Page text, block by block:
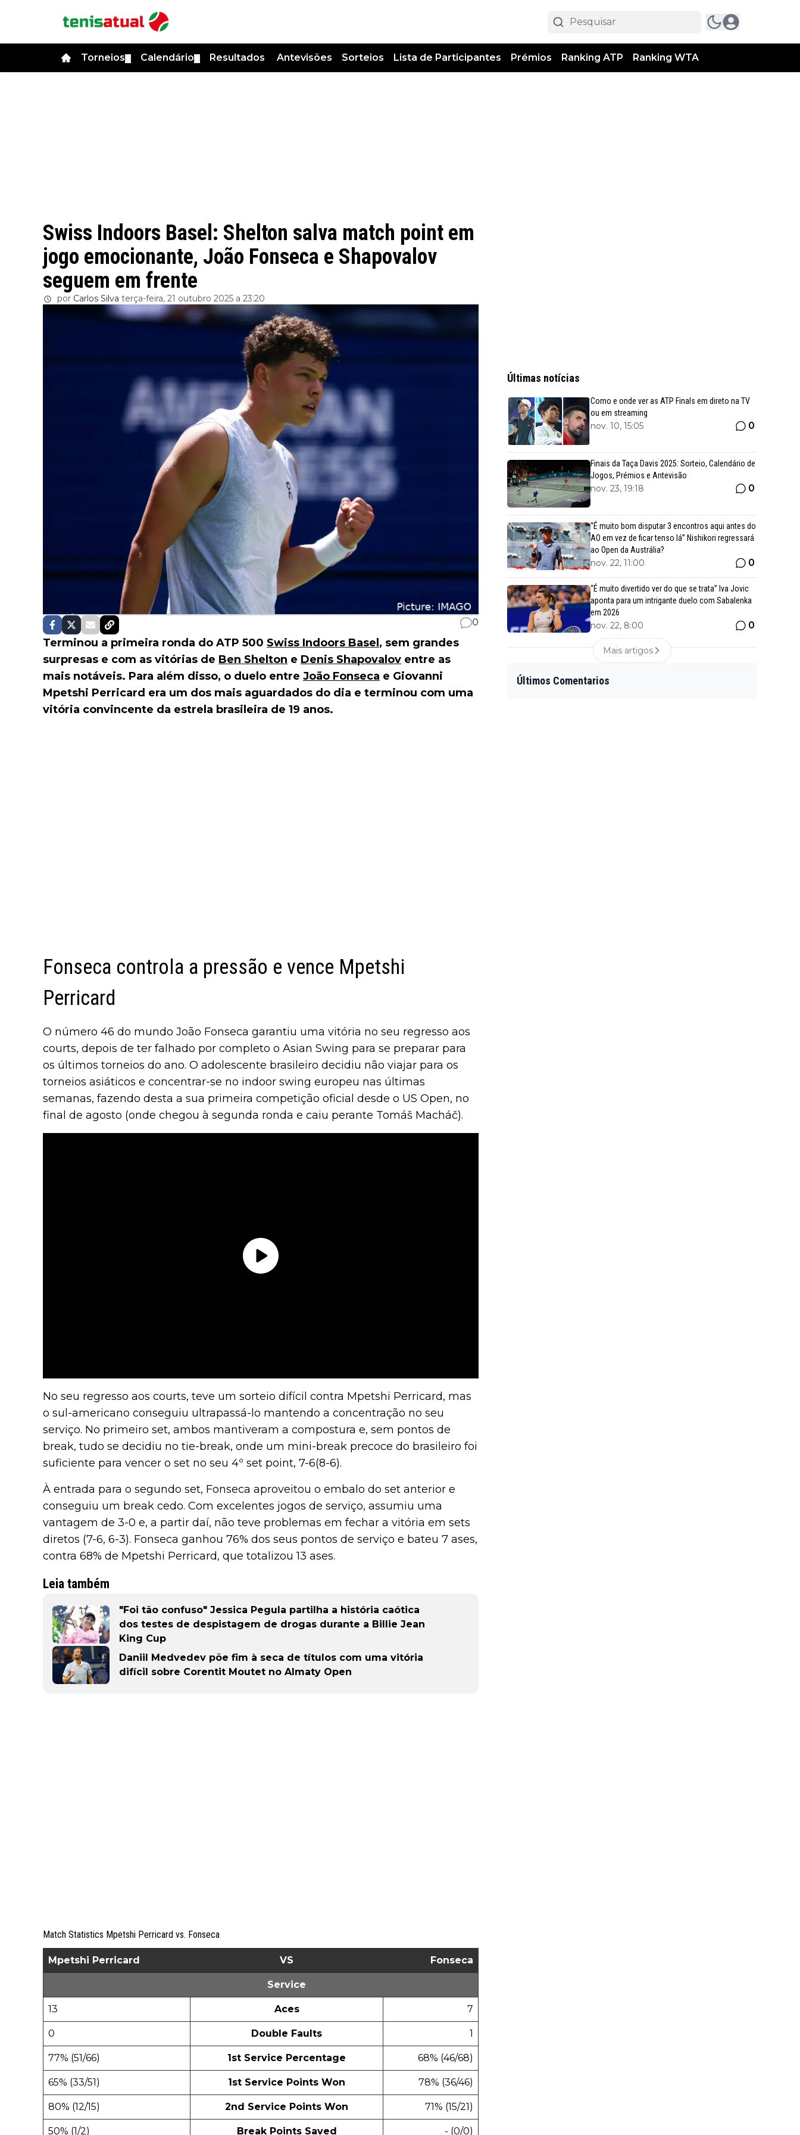
Torneios Calendário Resultados Antevisões Sorteios Lista de Participantes Prémios Ranking ATP Ranking WTA
Swiss Indoors Basel: Shelton salva match point em
jogo emocionante, João Fonseca e Shapovalov
seguem em frente
por Carlos Silva terça-feira, 21 outubro 2025 a 23:20
0
Terminou a primeira ronda do ATP 500 Swiss Indoors Basel , sem grandes
surpresas e com as vitórias de Ben Shelton e Denis Shapovalov entre as
mais notáveis. Para além disso, o duelo entre João Fonseca e Giovanni
Mpetshi Perricard era um dos mais aguardados do dia e terminou com uma
vitória convincente da estrela brasileira de 19 anos.
Fonseca controla a pressão e vence Mpetshi
Perricard
O número 46 do mundo João Fonseca garantiu uma vitória no seu regresso aos
courts, depois de ter falhado por completo o Asian Swing para se preparar para
os últimos torneios do ano. O adolescente brasileiro decidiu não viajar para os
torneios asiáticos e concentrar-se no indoor swing europeu nas últimas
semanas, fazendo desta a sua primeira competição oficial desde o US Open, no
final de agosto (onde chegou à segunda ronda e caiu perante Tomáš Macháč).
No seu regresso aos courts, teve um sorteio difícil contra Mpetshi Perricard, mas
o sul-americano conseguiu ultrapassá-lo mantendo a concentração no seu
serviço. No primeiro set, ambos mantiveram a compostura e, sem pontos de
break, tudo se decidiu no tie-break, onde um mini-break precoce do brasileiro foi
suficiente para vencer o set no seu 4º set point, 7-6(8-6).
À entrada para o segundo set, Fonseca aproveitou o embalo do set anterior e
conseguiu um break cedo. Com excelentes jogos de serviço, assumiu uma
vantagem de 3-0 e, a partir daí, não teve problemas em fechar a vitória em sets
diretos (7-6, 6-3). Fonseca ganhou 76% dos seus pontos de serviço e bateu 7 ases,
contra 68% de Mpetshi Perricard, que totalizou 13 ases.
Leia também
"Foi tão confuso" Jessica Pegula partilha a história caótica
dos testes de despistagem de drogas durante a Billie Jean
King Cup
Daniil Medvedev põe fim à seca de títulos com uma vitória
difícil sobre Corentit Moutet no Almaty Open
Match Statistics Mpetshi Perricard vs. Fonseca
Mpetshi Perricard VS Fonseca
Service
13 Aces 7
0 Double Faults 1
77% (51/66) 1st Service Percentage 68% (46/68)
65% (33/51) 1st Service Points Won 78% (36/46)
80% (12/15) 2nd Service Points Won 71% (15/21)
50% (1/2) Break Points Saved - (0/0)
Últimas notícias
Como e onde ver as ATP Finals em direto na TV
ou em streaming
nov. 10, 15:05 0
Finais da Taça Davis 2025: Sorteio, Calendário de
Jogos, Prémios e Antevisão
nov. 23, 19:18 0
“É muito bom disputar 3 encontros aqui antes do
AO em vez de ficar tenso lá” Nishikori regressará
ao Open da Austrália?
nov. 22, 11:00 0
“É muito divertido ver do que se trata” Iva Jovic
aponta para um intrigante duelo com Sabalenka
em 2026
nov. 22, 8:00 0
Mais artigos
Últimos Comentarios